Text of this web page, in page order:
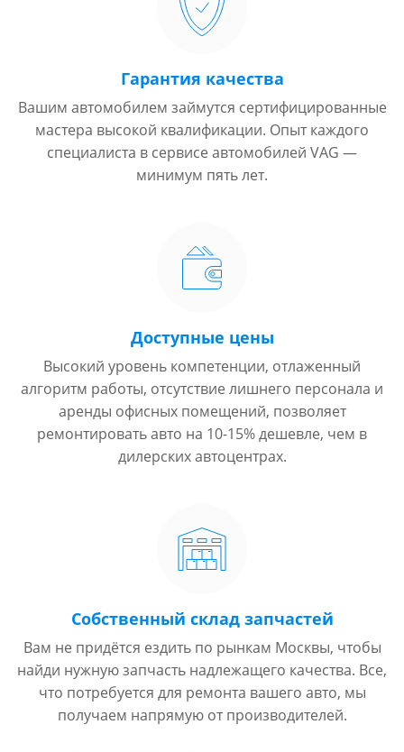
Гарантия качества
Вашим автомобилем займутся сертифицированные
мастера высокой квалификации. Опыт каждого
специалиста в сервисе автомобилей VAG —
минимум пять лет.
Доступные цены
Высокий уровень компетенции, отлаженный
алгоритм работы, отсутствие лишнего персонала и
аренды офисных помещений, позволяет
ремонтировать авто на 10-15% дешевле, чем в
дилерских автоцентрах.
Собственный склад запчастей
Вам не придётся ездить по рынкам Москвы, чтобы
найди нужную запчасть надлежащего качества. Все,
что потребуется для ремонта вашего авто, мы
получаем напрямую от производителей.